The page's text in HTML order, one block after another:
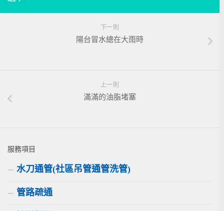
下一則
陽台冒水總在大雨時
上一則
滿滿的油脂堵塞
服務項目
水刀通管(社區吊管通管洗管)
管路疏通